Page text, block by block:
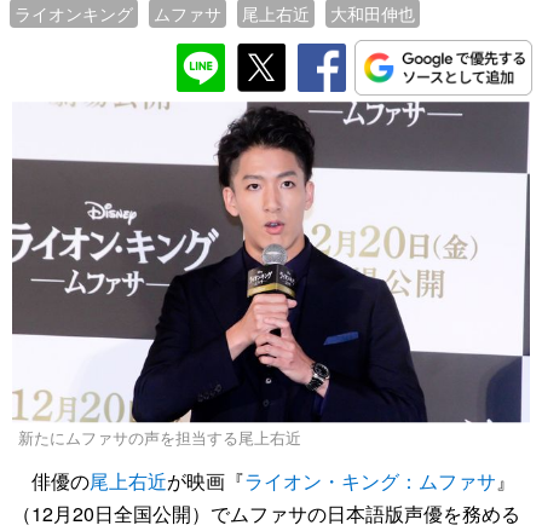
ライオンキング
ムファサ 尾上右近 大和田伸也
新たにムファサの声を担当する尾上右近
俳優の尾上右近が映画『ライオン・キング：ムファサ』
（12月20日全国公開）でムファサの日本語版声優を務める